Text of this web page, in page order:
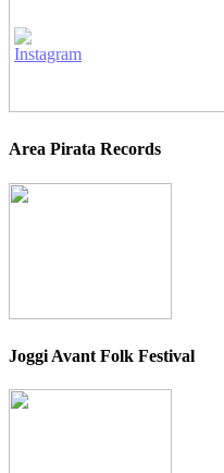
Area Pirata Records
Joggi Avant Folk Festival